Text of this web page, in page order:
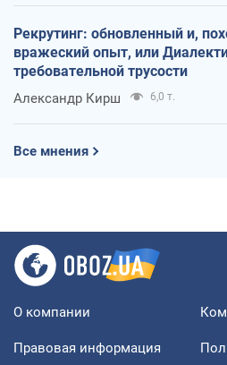
Рекрутинг: обновленный и,
вражеский опыт, или
требовательной трусости
Александр Кирш 6,0 т.
Все мнения
О компании
Правовая информация